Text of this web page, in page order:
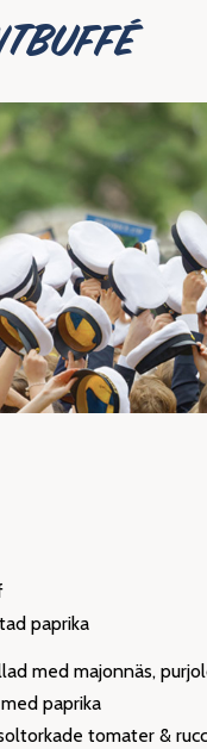
paprika
med majonnäs,
paprika
tomater &